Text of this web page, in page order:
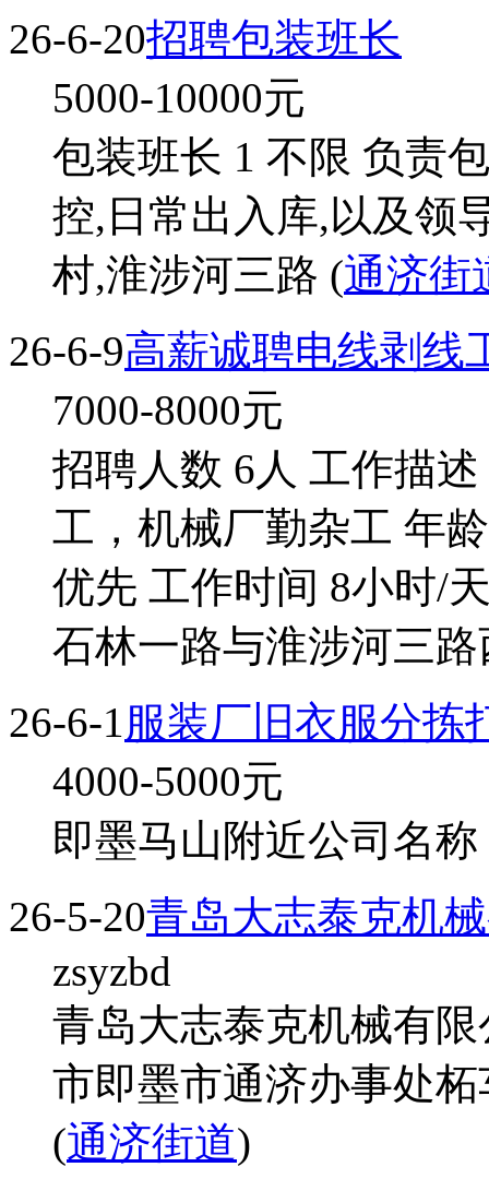
26-6-20招聘包装班长
5000-10000元
包装班长 1 不限 负责
控,日常出入库,以及领
村,淮涉河三路 (通济街
26-6-9高薪诚聘电线剥线
7000-8000元
招聘人数 6人 工作描
工，机械厂勤杂工 年
优先 工作时间 8小时/
石林一路与淮涉河三
26-6-1服装厂旧衣服分拣
4000-5000元
即墨马山附近公司名
26-5-20青岛大志泰克机
zsyzbd
青岛大志泰克机械有
市即墨市通济办事处
(通济街道)